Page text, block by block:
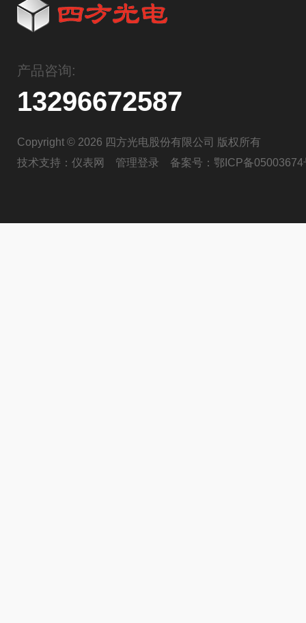
产品咨询:
13296672587
Copyright © 2026 四方光电股份有限公司 版权所有
技术支持： 仪表网 管理登录 备案号： 鄂ICP备05003674